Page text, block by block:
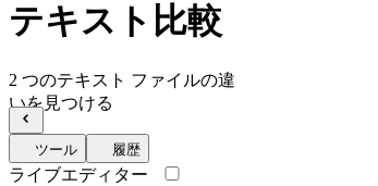
テキスト比較
2 つのテキスト ファイルの違
いを見つける
ツール 履歴
ライブエディター